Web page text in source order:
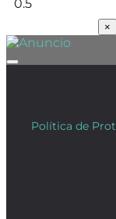
×
Política de